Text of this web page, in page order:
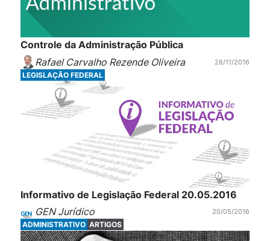
Controle da Administração Pública
Rafael Carvalho Rezende Oliveira
28/11/2016
LEGISLAÇÃO FEDERAL
Informativo de Legislação Federal 20.05.2016
GEN Jurídico
20/05/2016
ADMINISTRATIVO ARTIGOS